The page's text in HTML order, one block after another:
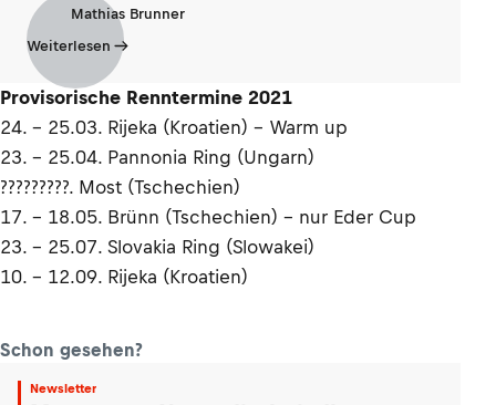
Mathias Brunner
Weiterlesen
Provisorische Renntermine 2021
24. – 25.03. Rijeka (Kroatien) – Warm up
23. – 25.04. Pannonia Ring (Ungarn)
?????????. Most (Tschechien)
17. – 18.05. Brünn (Tschechien) – nur Eder Cup
23. – 25.07. Slovakia Ring (Slowakei)
10. – 12.09. Rijeka (Kroatien)
Schon gesehen?
Newsletter